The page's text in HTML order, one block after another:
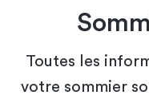
Toutes les
votre sommier